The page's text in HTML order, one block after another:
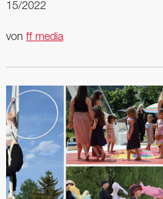
15/2022
von ff media